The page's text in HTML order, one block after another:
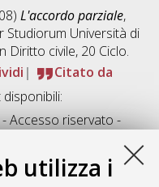
utilizza i
L'accordo parziale,
Università di
Diritto civile, 20 Ciclo.
Citato da
Accesso riservato -